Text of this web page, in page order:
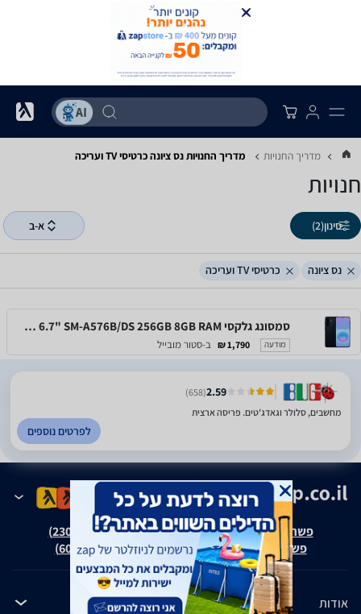
מדריך החנויות מדריך החנויות ‏נס ציונה ‏כרטיסי TV ועריכה
חנויות
סינון(2) א-ב
נס ציונה כרטיסי TV ועריכה
סמסונג גלקסי Samsung Galaxy A57 5G 6.7" SM-A576B/DS 256GB 8GB RAM
מודעה 1,790 ₪ ב-סטור מובייל
2.59
(658)
מחשבים, סלולר וגאדג'טים. פריסה ארצית
לפרטים נוספים
פשרה בת"צ אבנצ'יק נ' זאפ גרופ (ת"צ 23008-08-20)
פשרה בת"צ כהנים נ' זאפ גרופ (ת"צ 60371-12-19)
אודות